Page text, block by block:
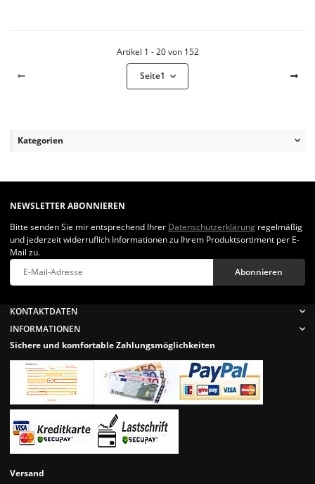
Artikel 1 - 20 von 152
Seite1
Kategorien
KONTAKTDATEN
INFORMATIONEN
Sichere und komfortable Zahlungsmöglichkeiten
Versand
NEWSLETTER ABONNIEREN
Bitte senden Sie mir entsprechend Ihrer Datenschutzerklärung regelmäßig
und jederzeit widerruflich Informationen zu Ihrem Produktsortiment per E-
Mail zu.
Abonnieren